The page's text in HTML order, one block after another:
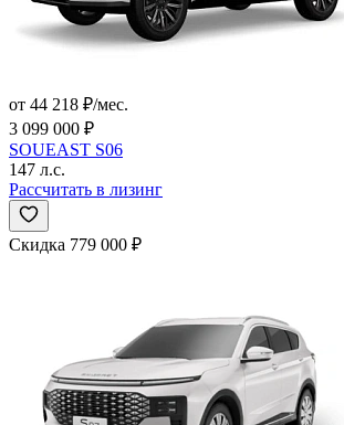
от 44 218 ₽/мес.
3 099 000 ₽
SOUEAST S06
147 л.с.
Рассчитать в лизинг
Скидка 779 000 ₽